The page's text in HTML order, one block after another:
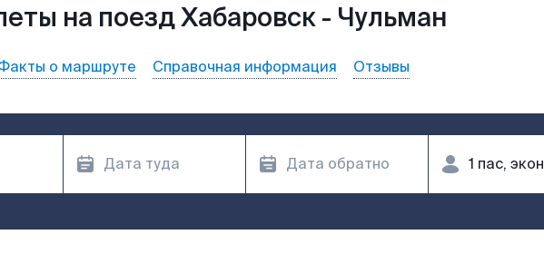
на поезд Хабаровск - Чульман
о маршруте Справочная информация Отзывы